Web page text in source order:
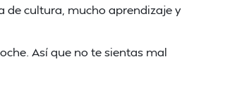
de cultura, mucho aprendizaje y
Así que no te sientas mal